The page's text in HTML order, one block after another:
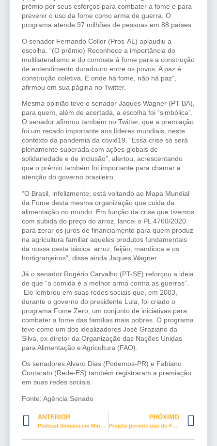
prêmio por seus esforços para combater a fome e para
prevenir o uso da fome como arma de guerra. O
programa atende 97 milhões de pessoas em 88 países.
O senador Fernando Collor (Pros-AL) aplaudiu a
escolha. “(O prêmio) Reconhece a importância do
multilateralismo e do combate à fome para a construção
de entendimento duradouro entre os povos. A paz é
construção coletiva. E onde há fome, não há paz”,
afirmou em sua página no Twitter.
Mesma opinião teve o senador Jaques Wagner (PT-BA),
para quem, além de acertada, a escolha foi “simbólica”.
O senador afirmou também no Twitter, que a premiação
foi um recado importante aos líderes mundiais, neste
contexto da pandemia da covid19. “Essa crise só será
plenamente superada com ações globais de
solidariedade e de inclusão”, alertou, acrescentando
que o prêmio também foi importante para chamar a
atenção do governo brasileiro.
“O Brasil, infelizmente, está voltando ao Mapa Mundial
da Fome desta mesma organização que cuida da
alimentação no mundo. Em função da crise que tivemos
com subida do preço do arroz, lancei o PL 4760/2020
para zerar os juros de financiamento para quem produz
na agricultura familiar aqueles produtos fundamentais
da nossa cesta básica: arroz, feijão, mandioca e os
hortigranjeiros”, disse ainda Jaques Wagner.
Já o senador Rogério Carvalho (PT-SE) reforçou a ideia
de que “a comida é a melhor arma contra as guerras”.
Ele lembrou em suas redes sociais que, em 2003,
durante o governo do presidente Lula, foi criado o
programa Fome Zero, um conjunto de iniciativas para
combater a fome das famílias mais pobres. O programa
teve como um dos idealizadores José Graziano da
Silva, ex-diretor da Organização das Nações Unidas
para Alimentação e Agricultura (FAO).
Os senadores Alvaro Dias (Podemos-PR) e Fabiano
Contarato (Rede-ES) também registraram a premiação
em suas redes sociais.
Fonte: Agência Senado
ANTERIOR
Podcast Semana em Minutos CONTRATUH- Episódio 33
PRÓXIMO
Projeto permite uso do FGTS para gastos com educação e reformas em casa própria